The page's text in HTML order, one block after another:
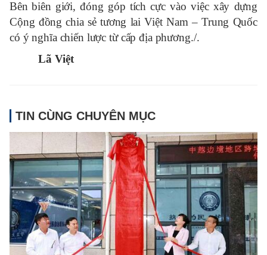
Bên biên giới,đóng góp tích cực vào việc xây dựng
Cộng đồng chia sẻ tương lai Việt Nam – Trung Quốc
có ý nghĩa chiến lược từ cấp địa phương./.
Lã Việt
TIN CÙNG CHUYÊN MỤC